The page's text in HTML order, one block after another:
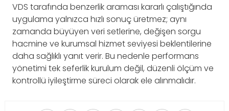
VDS tarafında benzerlik araması kararlı çalıştığında
uygulama yalnızca hızlı sonuç üretmez; aynı
zamanda büyüyen veri setlerine, değişen sorgu
hacmine ve kurumsal hizmet seviyesi beklentilerine
daha sağlıklı yanıt verir. Bu nedenle performans
yönetimi tek seferlik kurulum değil, düzenli ölçüm ve
kontrollü iyileştirme süreci olarak ele alınmalıdır.